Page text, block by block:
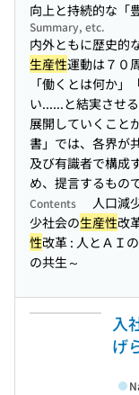
向上と持続的な「
Summary, etc.
内外ともに歴史的
生産性運動は７０
「働くとは何か」
い......と結実させ
展開していくこと
書」では、各界が
及び有識者で構成
め、提言するもの
Contents 人口減
少社会の生産性改
性改革 : 人とＡＩ
の共生～
入
げ